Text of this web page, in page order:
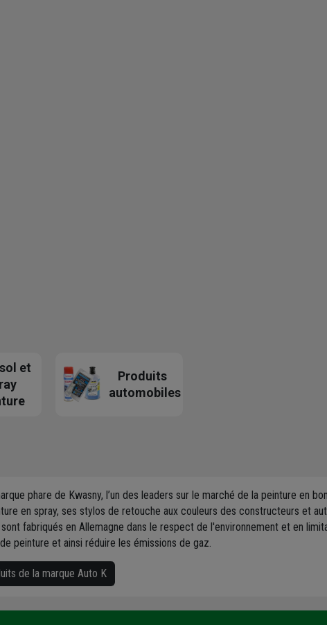
et
Produits
automobiles
phare de Kwasny, l’un des leaders sur le marché de la peinture en
en spray, ses stylos de retouche aux couleurs des constructeurs et
sont fabriqués en Allemagne dans le respect de l'environnement et en
peinture et ainsi réduire les émissions de gaz.
de la marque Auto K